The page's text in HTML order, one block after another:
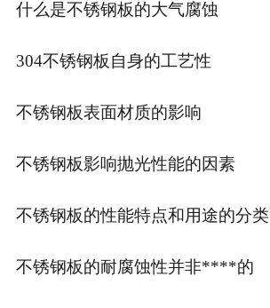
什么是不锈钢板的大气腐蚀
304不锈钢板自身的工艺性
不锈钢板表面材质的影响
不锈钢板影响抛光性能的因素
不锈钢板的性能特点和用途的分类
不锈钢板的耐腐蚀性并非****的